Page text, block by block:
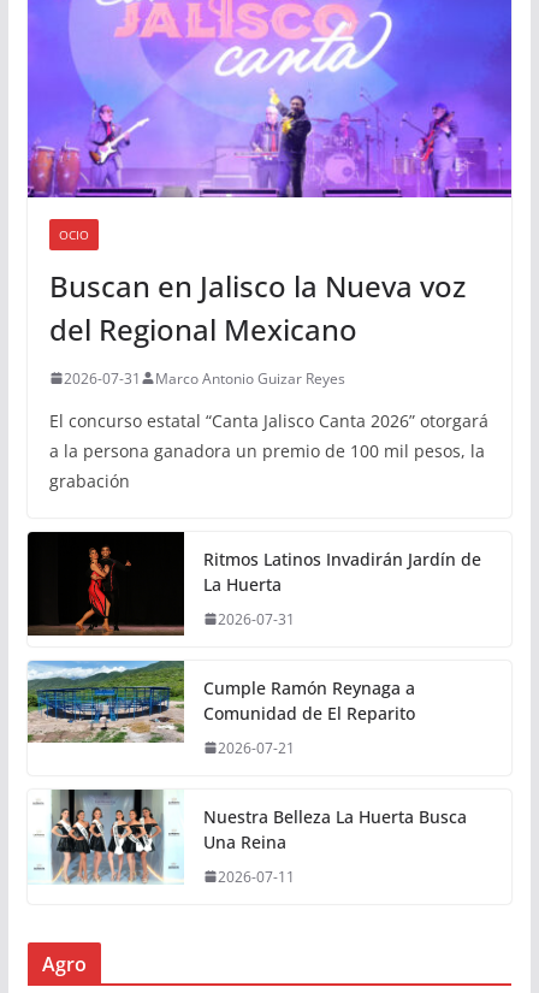
OCIO
Buscan en Jalisco la Nueva voz
del Regional Mexicano
2026-07-31 Marco Antonio Guizar Reyes
El concurso estatal “Canta Jalisco Canta 2026” otorgará
a la persona ganadora un premio de 100 mil pesos, la
grabación
Ritmos Latinos Invadirán Jardín de
La Huerta
2026-07-31
Cumple Ramón Reynaga a
Comunidad de El Reparito
2026-07-21
Nuestra Belleza La Huerta Busca
Una Reina
2026-07-11
Agro